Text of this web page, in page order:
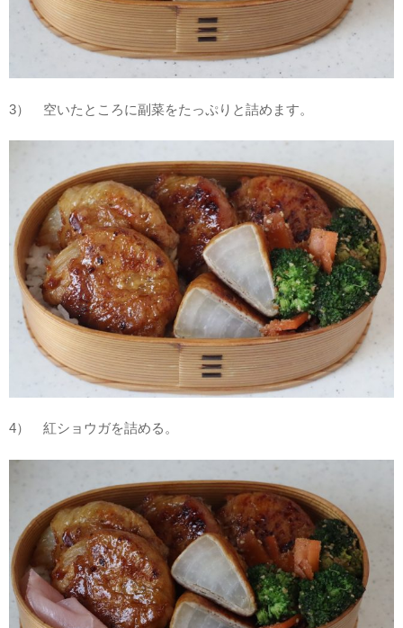
3） 空いたところに副菜をたっぷりと詰めます。
4） 紅ショウガを詰める。